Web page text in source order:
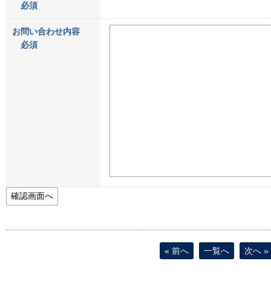
必須
お問い合わせ内容
必須
« 前へ 一覧へ 次へ »